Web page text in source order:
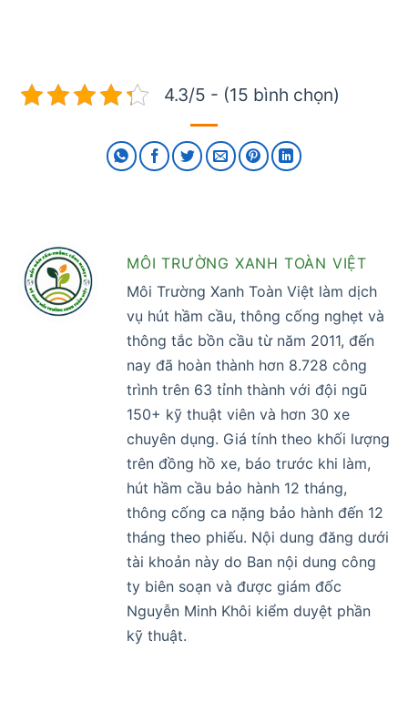
4.3/5 - (15 bình chọn)
MÔI TRƯỜNG XANH TOÀN VIỆT
Môi Trường Xanh Toàn Việt làm dịch
vụ hút hầm cầu, thông cống nghẹt và
thông tắc bồn cầu từ năm 2011, đến
nay đã hoàn thành hơn 8.728 công
trình trên 63 tỉnh thành với đội ngũ
150+ kỹ thuật viên và hơn 30 xe
chuyên dụng. Giá tính theo khối lượng
trên đồng hồ xe, báo trước khi làm,
hút hầm cầu bảo hành 12 tháng,
thông cống ca nặng bảo hành đến 12
tháng theo phiếu. Nội dung đăng dưới
tài khoản này do Ban nội dung công
ty biên soạn và được giám đốc
Nguyễn Minh Khôi kiểm duyệt phần
kỹ thuật.